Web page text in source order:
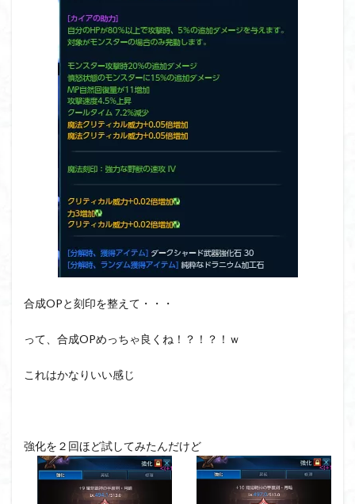
合成OPと刻印を整えて・・・
って、合成OPめっちゃ良くね！？！？！ｗ
これはかなりいい感じ
強化を２回ほど試してみたんだけど